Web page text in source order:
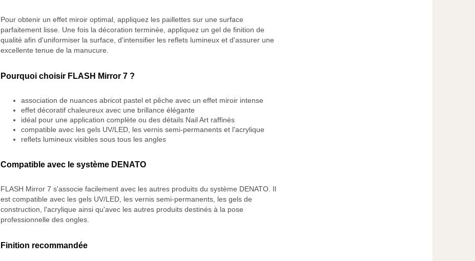
Pour obtenir un effet miroir optimal, appliquez les paillettes sur une surface
parfaitement lisse. Une fois la décoration terminée, appliquez un gel de finition de
qualité afin d'uniformiser la surface, d'intensifier les reflets lumineux et d'assurer une
excellente tenue de la manucure.
Pourquoi choisir FLASH Mirror 7 ?
association de nuances abricot pastel et pêche avec un effet miroir intense
effet décoratif chaleureux avec une brillance élégante
idéal pour une application complète ou des détails Nail Art raffinés
compatible avec les gels UV/LED, les vernis semi-permanents et l'acrylique
reflets lumineux visibles sous tous les angles
Compatible avec le système DENATO
FLASH Mirror 7 s'associe facilement avec les autres produits du système DENATO. Il
est compatible avec les gels UV/LED, les vernis semi-permanents, les gels de
construction, l'acrylique ainsi qu'avec les autres produits destinés à la pose
professionnelle des ongles.
Finition recommandée